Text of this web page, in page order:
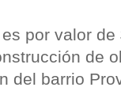
por valor
de
del barrio